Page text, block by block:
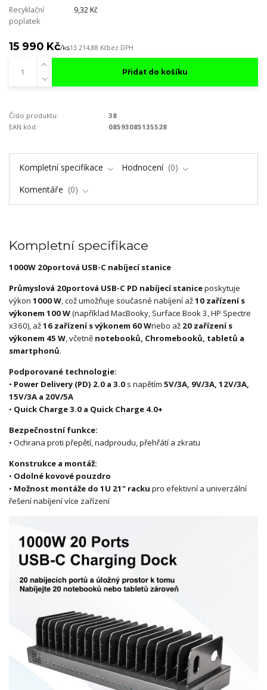
Recyklační
poplatek
9,32 Kč
15 990 Kč/ks13 214,88 Kčbez DPH
Přidat do košíku
Číslo produktu:
38
EAN kód:
08593085135528
Kompletní specifikace Hodnocení
0
Komentáře
0
Kompletní specifikace
1000W 20portová USB-C nabíjecí stanice
Průmyslová 20portová USB-C PD nabíjecí staniceposkytuje
výkon 1000 W , což umožňuje současné nabíjení až10 zařízení s
výkonem 100 W(například MacBooky, Surface Book 3, HP Spectre
x360), až16 zařízení s výkonem 60 Wnebo až 20 zařízení s
výkonem 45 W , včetně notebooků, Chromebooků, tabletů a
smartphonů.
Podporované technologie:
• Power Delivery (PD) 2.0 a 3.0 s napětím 5V/3A, 9V/3A, 12V/3A,
15V/3A a 20V/5A
• Quick Charge 3.0 a Quick Charge 4.0+
Bezpečnostní funkce:
• Ochrana proti přepětí, nadproudu, přehřátí a zkratu
Konstrukce a montáž:
• Odolné kovové pouzdro
• Možnost montáže do 1U 21" racku pro efektivní a univerzální
řešení nabíjení více zařízení